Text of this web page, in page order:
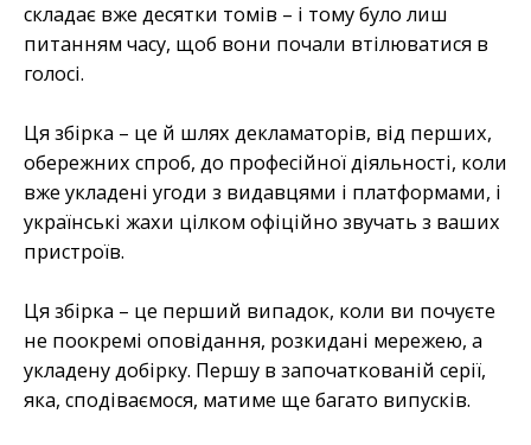
складає вже десятки томів – і тому було лиш
питанням часу, щоб вони почали втілюватися в
голосі.
Ця збірка – це й шлях декламаторів, від перших,
обережних спроб, до професійної діяльності, коли
вже укладені угоди з видавцями і платформами, і
українські жахи цілком офіційно звучать з ваших
пристроїв.
Ця збірка – це перший випадок, коли ви почуєте
не поокремі оповідання, розкидані мережею, а
укладену добірку. Першу в започаткованій серії,
яка, сподіваємося, матиме ще багато випусків.